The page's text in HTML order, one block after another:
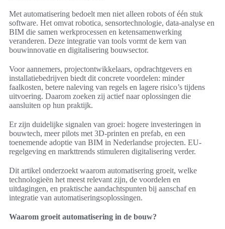
Met automatisering bedoelt men niet alleen robots of één stuk
software. Het omvat robotica, sensortechnologie, data-analyse en
BIM die samen werkprocessen en ketensamenwerking
veranderen. Deze integratie van tools vormt de kern van
bouwinnovatie en digitalisering bouwsector.
Voor aannemers, projectontwikkelaars, opdrachtgevers en
installatiebedrijven biedt dit concrete voordelen: minder
faalkosten, betere naleving van regels en lagere risico’s tijdens
uitvoering. Daarom zoeken zij actief naar oplossingen die
aansluiten op hun praktijk.
Er zijn duidelijke signalen van groei: hogere investeringen in
bouwtech, meer pilots met 3D-printen en prefab, en een
toenemende adoptie van BIM in Nederlandse projecten. EU-
regelgeving en markttrends stimuleren digitalisering verder.
Dit artikel onderzoekt waarom automatisering groeit, welke
technologieën het meest relevant zijn, de voordelen en
uitdagingen, en praktische aandachtspunten bij aanschaf en
integratie van automatiseringsoplossingen.
Waarom groeit automatisering in de bouw?